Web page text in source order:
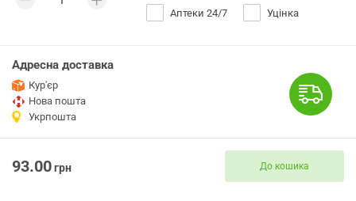
Аптеки 24/7 Уцінка
Адресна доставка
Кур'єр
Нова пошта
Укрпошта
93.00грн До кошика